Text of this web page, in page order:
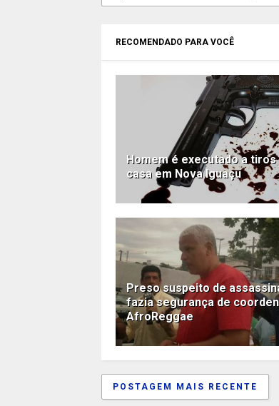
RECOMENDADO PARA VOCÊ
Homem é executado a
casa em Nova Iguaçu
Preso suspeito de
fazia segurança de
AfroReggae
POSTAGEM MAIS RECENTE